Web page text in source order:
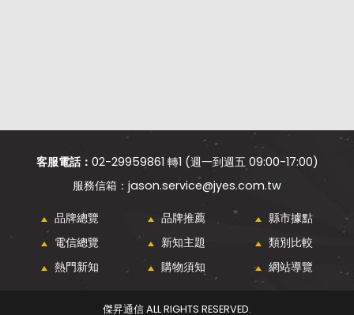
客服電話： 02-29959861 轉1 (週一到週五 09:00-17:00)
jason.service@jyes.com.tw
品牌總覽 品牌推薦
縣市據點
電信總覽
新知主題
類別比較
熱門新知
購物須知 網站導覽
傑昇通信 ALL RIGHTS RESERVED.